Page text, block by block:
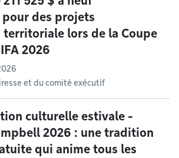
des projets
territoriale lors de la Coupe
2026
et du comité exécutif
culturelle estivale -
2026 : une tradition
qui anime tous les